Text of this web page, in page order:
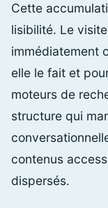
Cette
lisibilité. Le
immédiatement
elle le fait et
moteurs de
structure qui
contenus
dispersés.